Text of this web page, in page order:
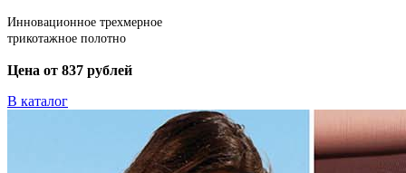
Инновационное трехмерное
трикотажное полотно
Цена от 837 рублей
В каталог